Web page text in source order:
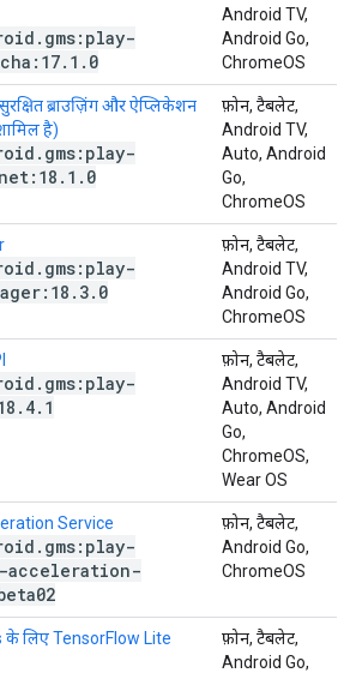
. gms:play-
. 1 . 0
Android TV,
Android Go,
ChromeOS
ब्राउज़िंग और ऐप्लिकेशन
है)
. gms:play-
. 1 . 0
फ़ोन, टैबलेट,
Android TV,
Auto, Android
Go,
ChromeOS
. gms:play-
. 3. 0
फ़ोन, टैबलेट,
Android TV,
Android Go,
ChromeOS
. gms:play-
. 4. 1
फ़ोन, टैबलेट,
Android TV,
Auto, Android
Go,
ChromeOS,
Wear OS
Service
. gms:play-
फ़ोन, टैबलेट,
Android Go,
ChromeOS
के लिए TensorFlow Lite
फ़ोन, टैबलेट,
Android Go,